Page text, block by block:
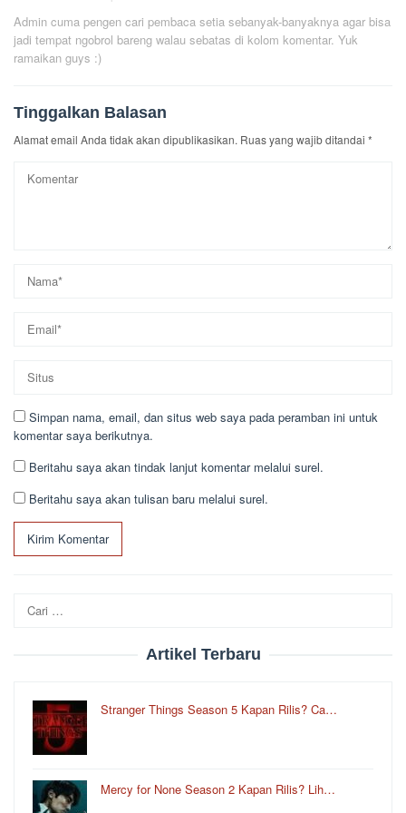
Admin cuma pengen cari pembaca setia sebanyak-banyaknya agar bisa
jadi tempat ngobrol bareng walau sebatas di kolom komentar. Yuk
ramaikan guys :)
Tinggalkan Balasan
Alamat email Anda tidak akan dipublikasikan. Ruas yang wajib ditandai *
Simpan nama, email, dan situs web saya pada peramban ini untuk
komentar saya berikutnya.
Beritahu saya akan tindak lanjut komentar melalui surel.
Beritahu saya akan tulisan baru melalui surel.
untuk:
Artikel Terbaru
Stranger Things Season 5 Kapan Rilis? Ca…
Mercy for None Season 2 Kapan Rilis? Lih…